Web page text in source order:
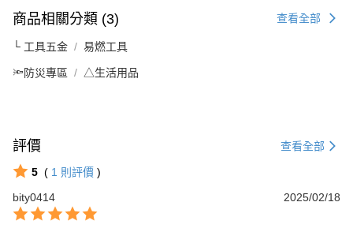
商品相關分類 (3) 查看全部
└ 工具五金 易燃工具
🔦防災專區 △生活用品
評價 查看全部
5 ( 1 則評價 )
bity0414
2025/02/18